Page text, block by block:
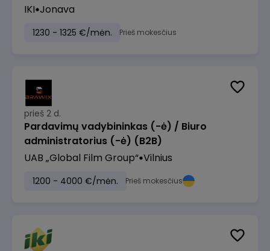
IKI Jonava
1230 - 1325 €/mėn. Prieš mokesčius
prieš 2 d.
Pardavimų vadybininkas (-ė) / Biuro
administratorius (-ė) (B2B)
UAB „Global Film Group“ Vilnius
1200 - 4000 €/mėn. Prieš mokesčius